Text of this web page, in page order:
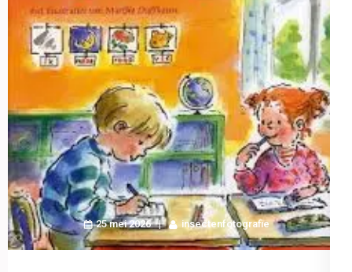
25 mei 2026 insectenfotografie